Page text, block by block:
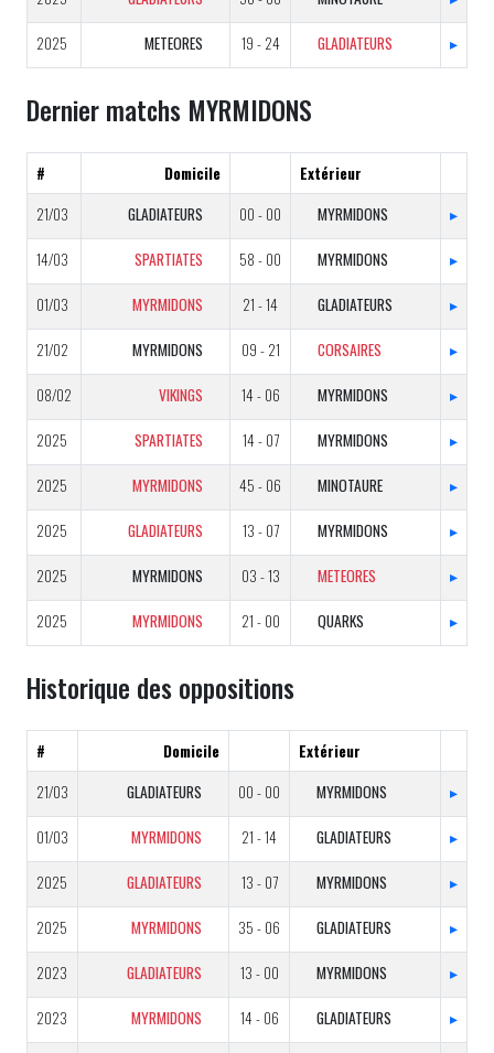
2025 METEORES 19 - 24 GLADIATEURS ▸
Dernier matchs MYRMIDONS
# Domicile
Extérieur
21/03
GLADIATEURS 00 - 00 MYRMIDONS ▸
14/03 SPARTIATES 58 - 00 MYRMIDONS ▸
01/03 MYRMIDONS 21 - 14 GLADIATEURS ▸
21/02 MYRMIDONS 09 - 21 CORSAIRES ▸
08/02 VIKINGS 14 - 06 MYRMIDONS ▸
2025 SPARTIATES 14 - 07 MYRMIDONS ▸
2025 MYRMIDONS 45 - 06 MINOTAURE ▸
2025 GLADIATEURS 13 - 07 MYRMIDONS ▸
2025 MYRMIDONS 03 - 13 METEORES ▸
2025 MYRMIDONS 21 - 00 QUARKS ▸
Historique des oppositions
# Domicile
Extérieur
21/03
GLADIATEURS 00 - 00 MYRMIDONS ▸
01/03 MYRMIDONS 21 - 14 GLADIATEURS ▸
2025 GLADIATEURS 13 - 07 MYRMIDONS ▸
2025 MYRMIDONS 35 - 06 GLADIATEURS ▸
2023 GLADIATEURS 13 - 00 MYRMIDONS ▸
2023 MYRMIDONS 14 - 06 GLADIATEURS ▸